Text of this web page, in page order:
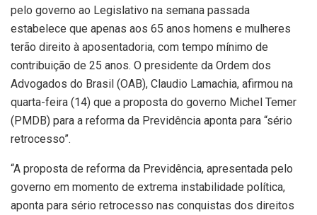
pelo governo ao Legislativo na semana passada
estabelece que apenas aos 65 anos homens e mulheres
terão direito à aposentadoria, com tempo mínimo de
contribuição de 25 anos. O presidente da Ordem dos
Advogados do Brasil (OAB), Claudio Lamachia, afirmou na
quarta-feira (14) que a proposta do governo Michel Temer
(PMDB) para a reforma da Previdência aponta para “sério
retrocesso”.
“A proposta de reforma da Previdência, apresentada pelo
governo em momento de extrema instabilidade política,
aponta para sério retrocesso nas conquistas dos direitos